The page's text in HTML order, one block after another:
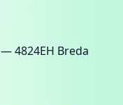
— 4824EH Breda